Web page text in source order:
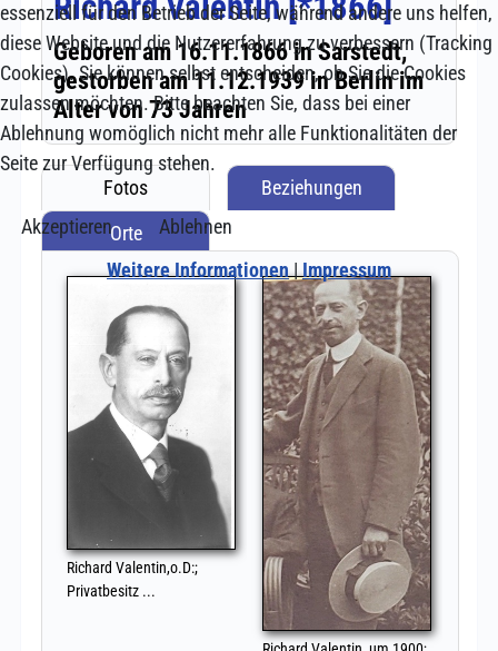
essenziell für den Betrieb der Seite, während andere uns helfen,
diese Website und die Nutzererfahrung zu verbessern (Tracking
Cookies). Sie können selbst entscheiden, ob Sie die Cookies
zulassen möchten. Bitte beachten Sie, dass bei einer
Ablehnung womöglich nicht mehr alle Funktionalitäten der
Seite zur Verfügung stehen.
Akzeptieren
Ablehnen
Weitere Informationen|Impressum